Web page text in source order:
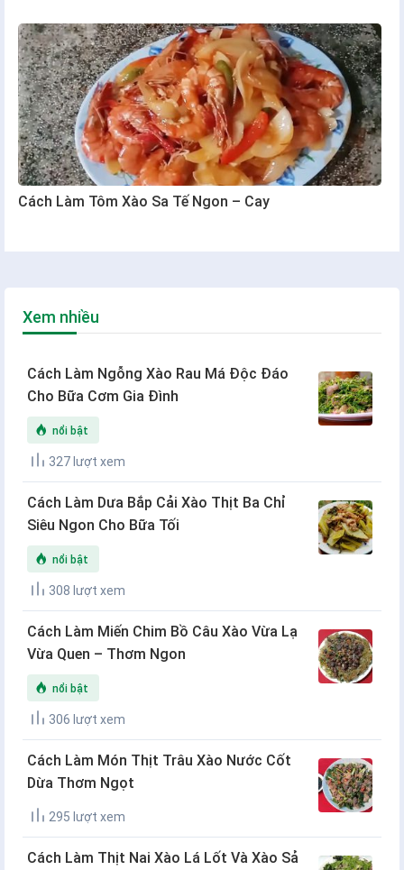
Cách Làm Tôm Xào Sa Tế Ngon – Cay
Xem nhiều
Cách Làm Ngỗng Xào Rau Má Độc Đáo
Cho Bữa Cơm Gia Đình
nổi bật
327 lượt xem
Cách Làm Dưa Bắp Cải Xào Thịt Ba Chỉ
Siêu Ngon Cho Bữa Tối
nổi bật
308 lượt xem
Cách Làm Miến Chim Bồ Câu Xào Vừa Lạ
Vừa Quen – Thơm Ngon
nổi bật
306 lượt xem
Cách Làm Món Thịt Trâu Xào Nước Cốt
Dừa Thơm Ngọt
295 lượt xem
Cách Làm Thịt Nai Xào Lá Lốt Và Xào Sả